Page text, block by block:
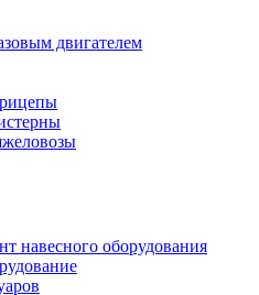
двигателем
навесного оборудования